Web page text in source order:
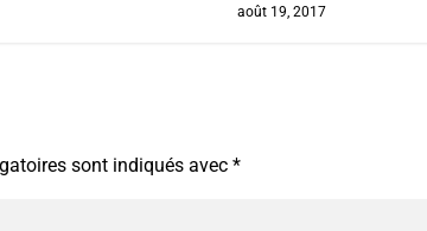
août 19, 2017
sont indiqués avec *